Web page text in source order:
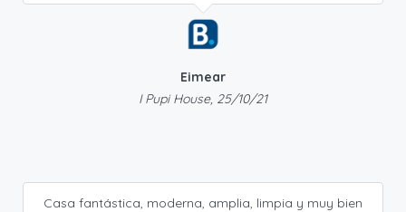
Eimear
I Pupi House, 25/10/21
Casa fantástica, moderna, amplia, limpia y muy bien